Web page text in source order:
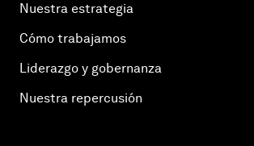
Nuestra estrategia
Cómo trabajamos
Liderazgo y gobernanza
Nuestra repercusión